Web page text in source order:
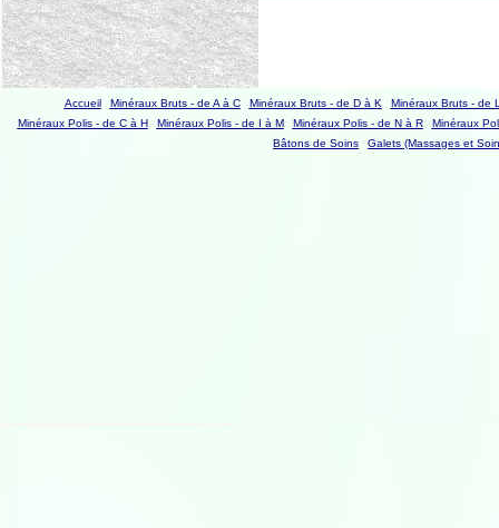
Accueil Minéraux Bruts - de A à C Minéraux Bruts - de D à K
Minéraux Bruts - de
Minéraux Polis - de C à H
Minéraux Polis - de I à M Minéraux Polis - de N à R
Minéraux
Bâtons de Soins
Galets (Massages et